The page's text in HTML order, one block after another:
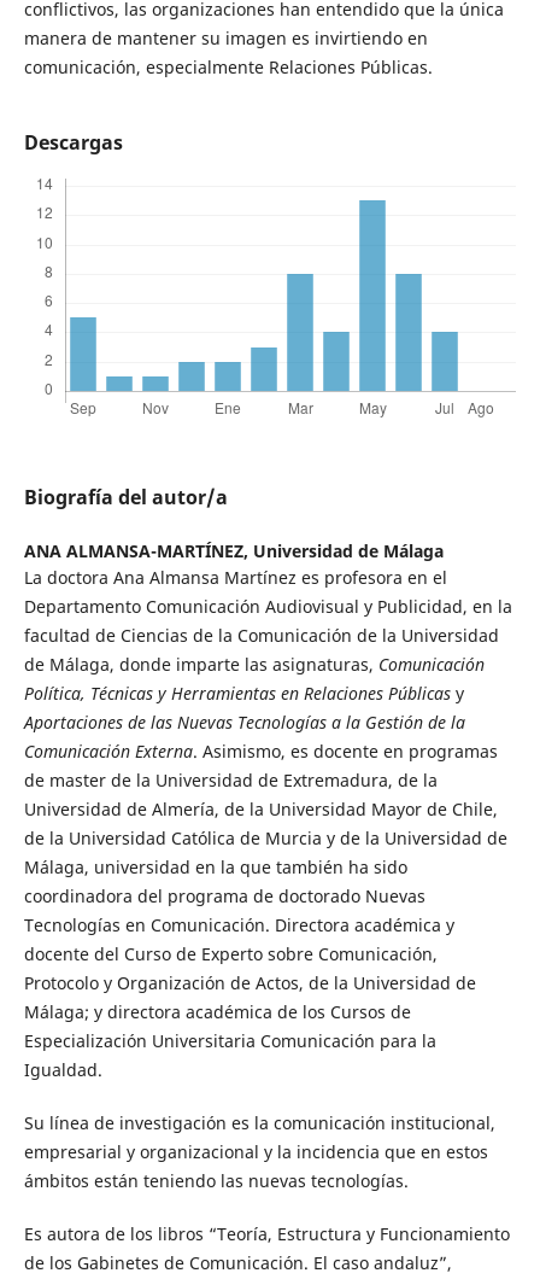
conflictivos, las organizaciones han entendido que la única
manera de mantener su imagen es invirtiendo en
comunicación, especialmente Relaciones Públicas.
Descargas
Biografía del autor/a
ANA ALMANSA-MARTÍNEZ, Universidad de Málaga
La doctora Ana Almansa Martínez es profesora en el
Departamento Comunicación Audiovisual y Publicidad, en la
facultad de Ciencias de la Comunicación de la Universidad
de Málaga, donde imparte las asignaturas, Comunicación
Política, Técnicas y Herramientas en Relaciones Públicasy
Aportaciones de las Nuevas Tecnologías a la Gestión de la
Comunicación Externa. Asimismo, es docente en programas
de master de la Universidad de Extremadura, de la
Universidad de Almería, de la Universidad Mayor de Chile,
de la Universidad Católica de Murcia y de la Universidad de
Málaga, universidad en la que también ha sido
coordinadora del programa de doctorado Nuevas
Tecnologías en Comunicación. Directora académica y
docente del Curso de Experto sobre Comunicación,
Protocolo y Organización de Actos, de la Universidad de
Málaga; y directora académica de los Cursos de
Especialización Universitaria Comunicación para la
Igualdad.
Su línea de investigación es la comunicación institucional,
empresarial y organizacional y la incidencia que en estos
ámbitos están teniendo las nuevas tecnologías.
Es autora de los libros “Teoría, Estructura y Funcionamiento
de los Gabinetes de Comunicación. El caso andaluz”,